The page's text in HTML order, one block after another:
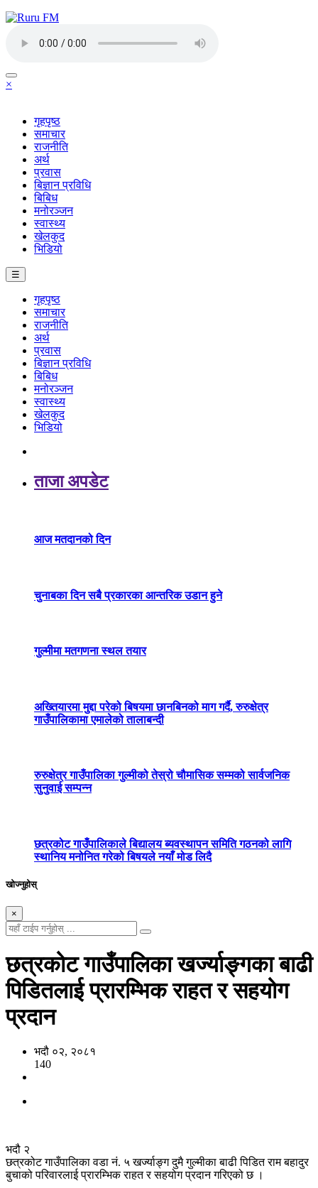
×
गृहपृष्ठ
समाचार
राजनीति
अर्थ
प्रवास
बिज्ञान प्रविधि
बिबिध
मनोरञ्जन
स्वास्थ्य
खेलकुद
भिडियो
☰
गृहपृष्ठ
समाचार
राजनीति
अर्थ
प्रवास
बिज्ञान प्रविधि
बिबिध
मनोरञ्जन
स्वास्थ्य
खेलकुद
भिडियो
ताजा अपडेट
आज मतदानको दिन
चुनाबका दिन सबै प्रकारका आन्तरिक उडान हुने
गुल्मीमा मतगणना स्थल तयार
अख्तियारमा मुद्दा परेको बिषयमा छानबिनको माग गर्दै, रुरुक्षेत्र
गाउँपालिकामा एमालेको तालाबन्दी
रुरुक्षेत्र गाउँपालिका गुल्मीको तेस्रो चौमासिक सम्मको सार्वजनिक
सुनुवाई सम्पन्न
छत्रकोट गाउँपालिकाले बिद्यालय ब्यवस्थापन समिति गठनको लागि
स्थानिय मनोनित गरेको बिषयले नयाँ मोड लिदै
खोज्नुहोस्
×
छत्रकोट गाउँपालिका खर्ज्याङ्गका बाढी
पिडितलाई प्रारम्भिक राहत र सहयोग
प्रदान
भदौ ०२, २०८१
140
भदौ २
छत्रकोट गाउँपालिका वडा नं. ५ खर्ज्याङ्ग दुमै गुल्मीका बाढी पिडित राम बहादुर
बुचाको परिवारलाई प्रारम्भिक राहत र सहयोग प्रदान गरिएको छ ।